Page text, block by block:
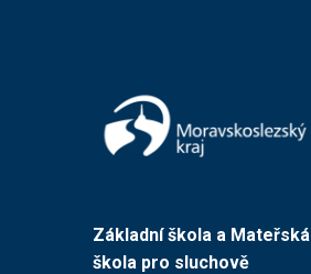
Základní škola a Mateřská
škola pro sluchově